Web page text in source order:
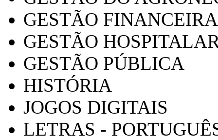
GESTÃO FINANCEIRA
GESTÃO
GESTÃO PÚBLICA
HISTÓRIA
JOGOS DIGITAIS
LETRAS -